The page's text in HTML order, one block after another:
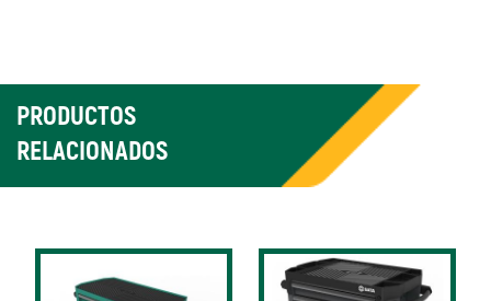
PRODUCTOS
RELACIONADOS